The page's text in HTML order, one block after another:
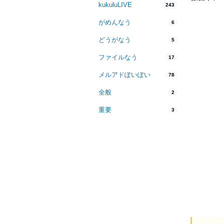
kukuluLIVE 243
がめんなう 6
どうがなう 5
ファイルなう 17
メルアドぽいぽい 78
全般 2
重要 3